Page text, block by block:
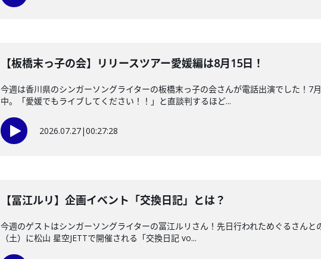
【板橋末っ子の会】リリースツアー愛媛編は8月15日！
今週は香川県のシンガーソングライターの板橋末っ子の会さんが電話出演でした！
中。「愛媛でもライブしてください！！」と直談判するほど...
2026.07.27|00:27:28
【冨江ルリ】企画イベント「交換日記」とは？
今週のゲストはシンガーソングライターの冨江ルリさん！先日行われためぐるさん
（土）に松山 星空JETTで開催される「交換日記 vo...